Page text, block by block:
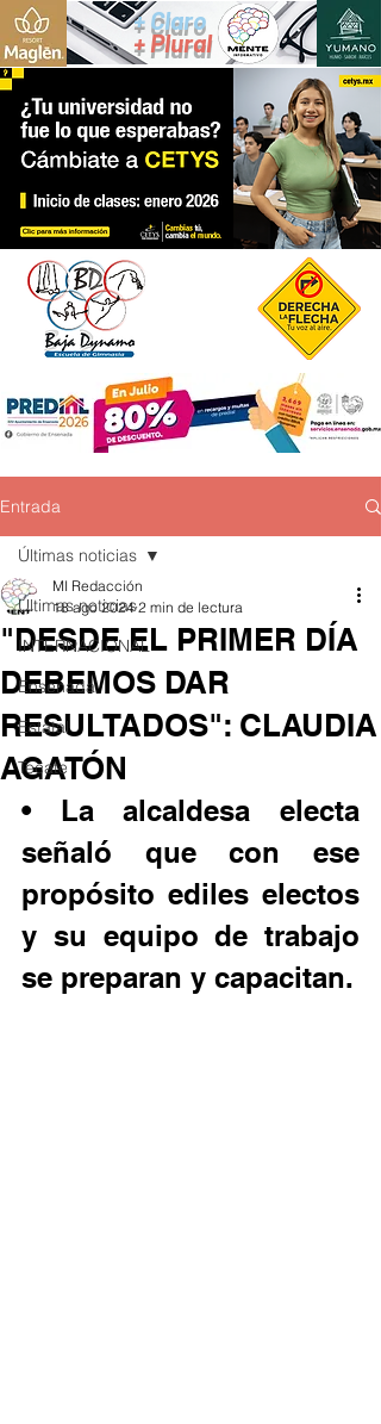
+ Claro
+ Plural
Entrada
Últimas noticias
INTERNACIONAL
Ensenada
Estatal
Tecate
Últimas noticias
"DESDE EL PRIMER DÍA
DEBEMOS DAR
RESULTADOS": CLAUDIA
AGATÓN
MI Redacción
18 ago 2024 2 min de lectura
• La alcaldesa electa
señaló que con ese
propósito ediles electos
y su equipo de trabajo